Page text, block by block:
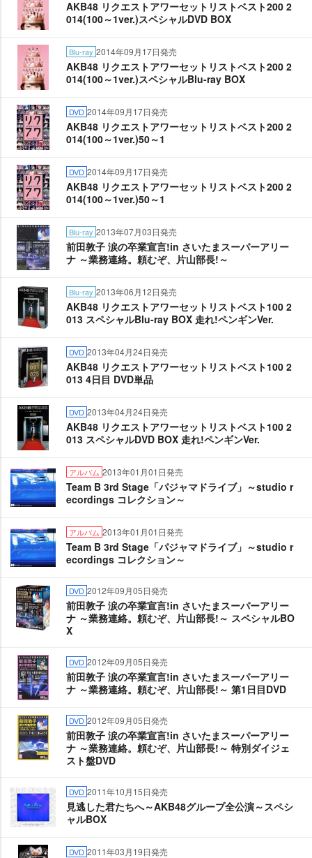
AKB48 リクエストアワーセットリストベスト200 2
014(100～1ver.)スペシャルDVD BOX
Blu-ray 2014年09月17日発売
AKB48 リクエストアワーセットリストベスト200 2
014(100～1ver.)スペシャルBlu-ray BOX
DVD 2014年09月17日発売
AKB48 リクエストアワーセットリストベスト200 2
014(100～1ver.)50～1
DVD 2014年09月17日発売
AKB48 リクエストアワーセットリストベスト200 2
014(100～1ver.)50～1
Blu-ray 2013年07月03日発売
前田敦子 涙の卒業宣言!in さいたまスーパーアリー
ナ ～業務連絡。頼むぞ、片山部長!～
Blu-ray 2013年06月12日発売
AKB48 リクエストアワーセットリストベスト100 2
013 スペシャルBlu-ray BOX 走れ!ペンギンVer.
DVD 2013年04月24日発売
AKB48 リクエストアワーセットリストベスト100 2
013 4日目 DVD単品
DVD 2013年04月24日発売
AKB48 リクエストアワーセットリストベスト100 2
013 スペシャルDVD BOX 走れ!ペンギンVer.
アルバム 2013年01月01日発売
Team B 3rd Stage「パジャマドライブ」～studio r
ecordings コレクション～
アルバム 2013年01月01日発売
Team B 3rd Stage「パジャマドライブ」～studio r
ecordings コレクション～
DVD 2012年09月05日発売
前田敦子 涙の卒業宣言!in さいたまスーパーアリー
ナ ～業務連絡。頼むぞ、片山部長!～ スペシャルBO
X
DVD 2012年09月05日発売
前田敦子 涙の卒業宣言!in さいたまスーパーアリー
ナ ～業務連絡。頼むぞ、片山部長!～ 第1日目DVD
DVD 2012年09月05日発売
前田敦子 涙の卒業宣言!in さいたまスーパーアリー
ナ ～業務連絡。頼むぞ、片山部長!～ 特別ダイジェ
スト盤DVD
DVD 2011年10月15日発売
見逃した君たちへ～AKB48グループ全公演～スペシ
ャルBOX
DVD 2011年03月19日発売